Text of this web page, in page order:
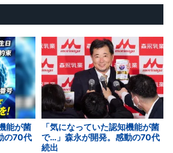
能が菌
の70代
「気になっていた認知機能が菌
で…」森永が開発。感動の70代
続出